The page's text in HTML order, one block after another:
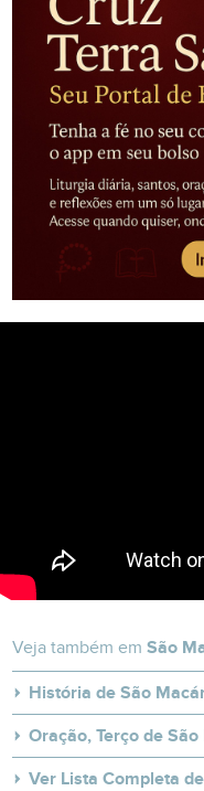
Veja também emSão
História de São
Oração, Terço de
Ver Lista Completa